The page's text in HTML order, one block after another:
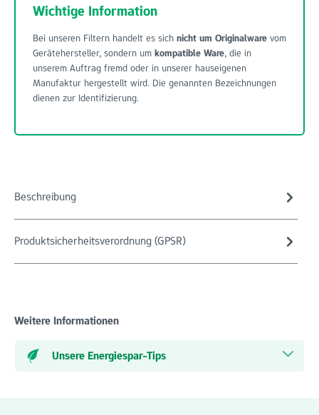
Wichtige Information
Bei unseren Filtern handelt es sich nicht um Originalware vom
Gerätehersteller, sondern um kompatible Ware, die in
unserem Auftrag fremd oder in unserer hauseigenen
Manufaktur hergestellt wird. Die genannten Bezeichnungen
dienen zur Identifizierung.
Beschreibung
Produktsicherheitsverordnung (GPSR)
Weitere Informationen
Unsere Energiespar-Tips